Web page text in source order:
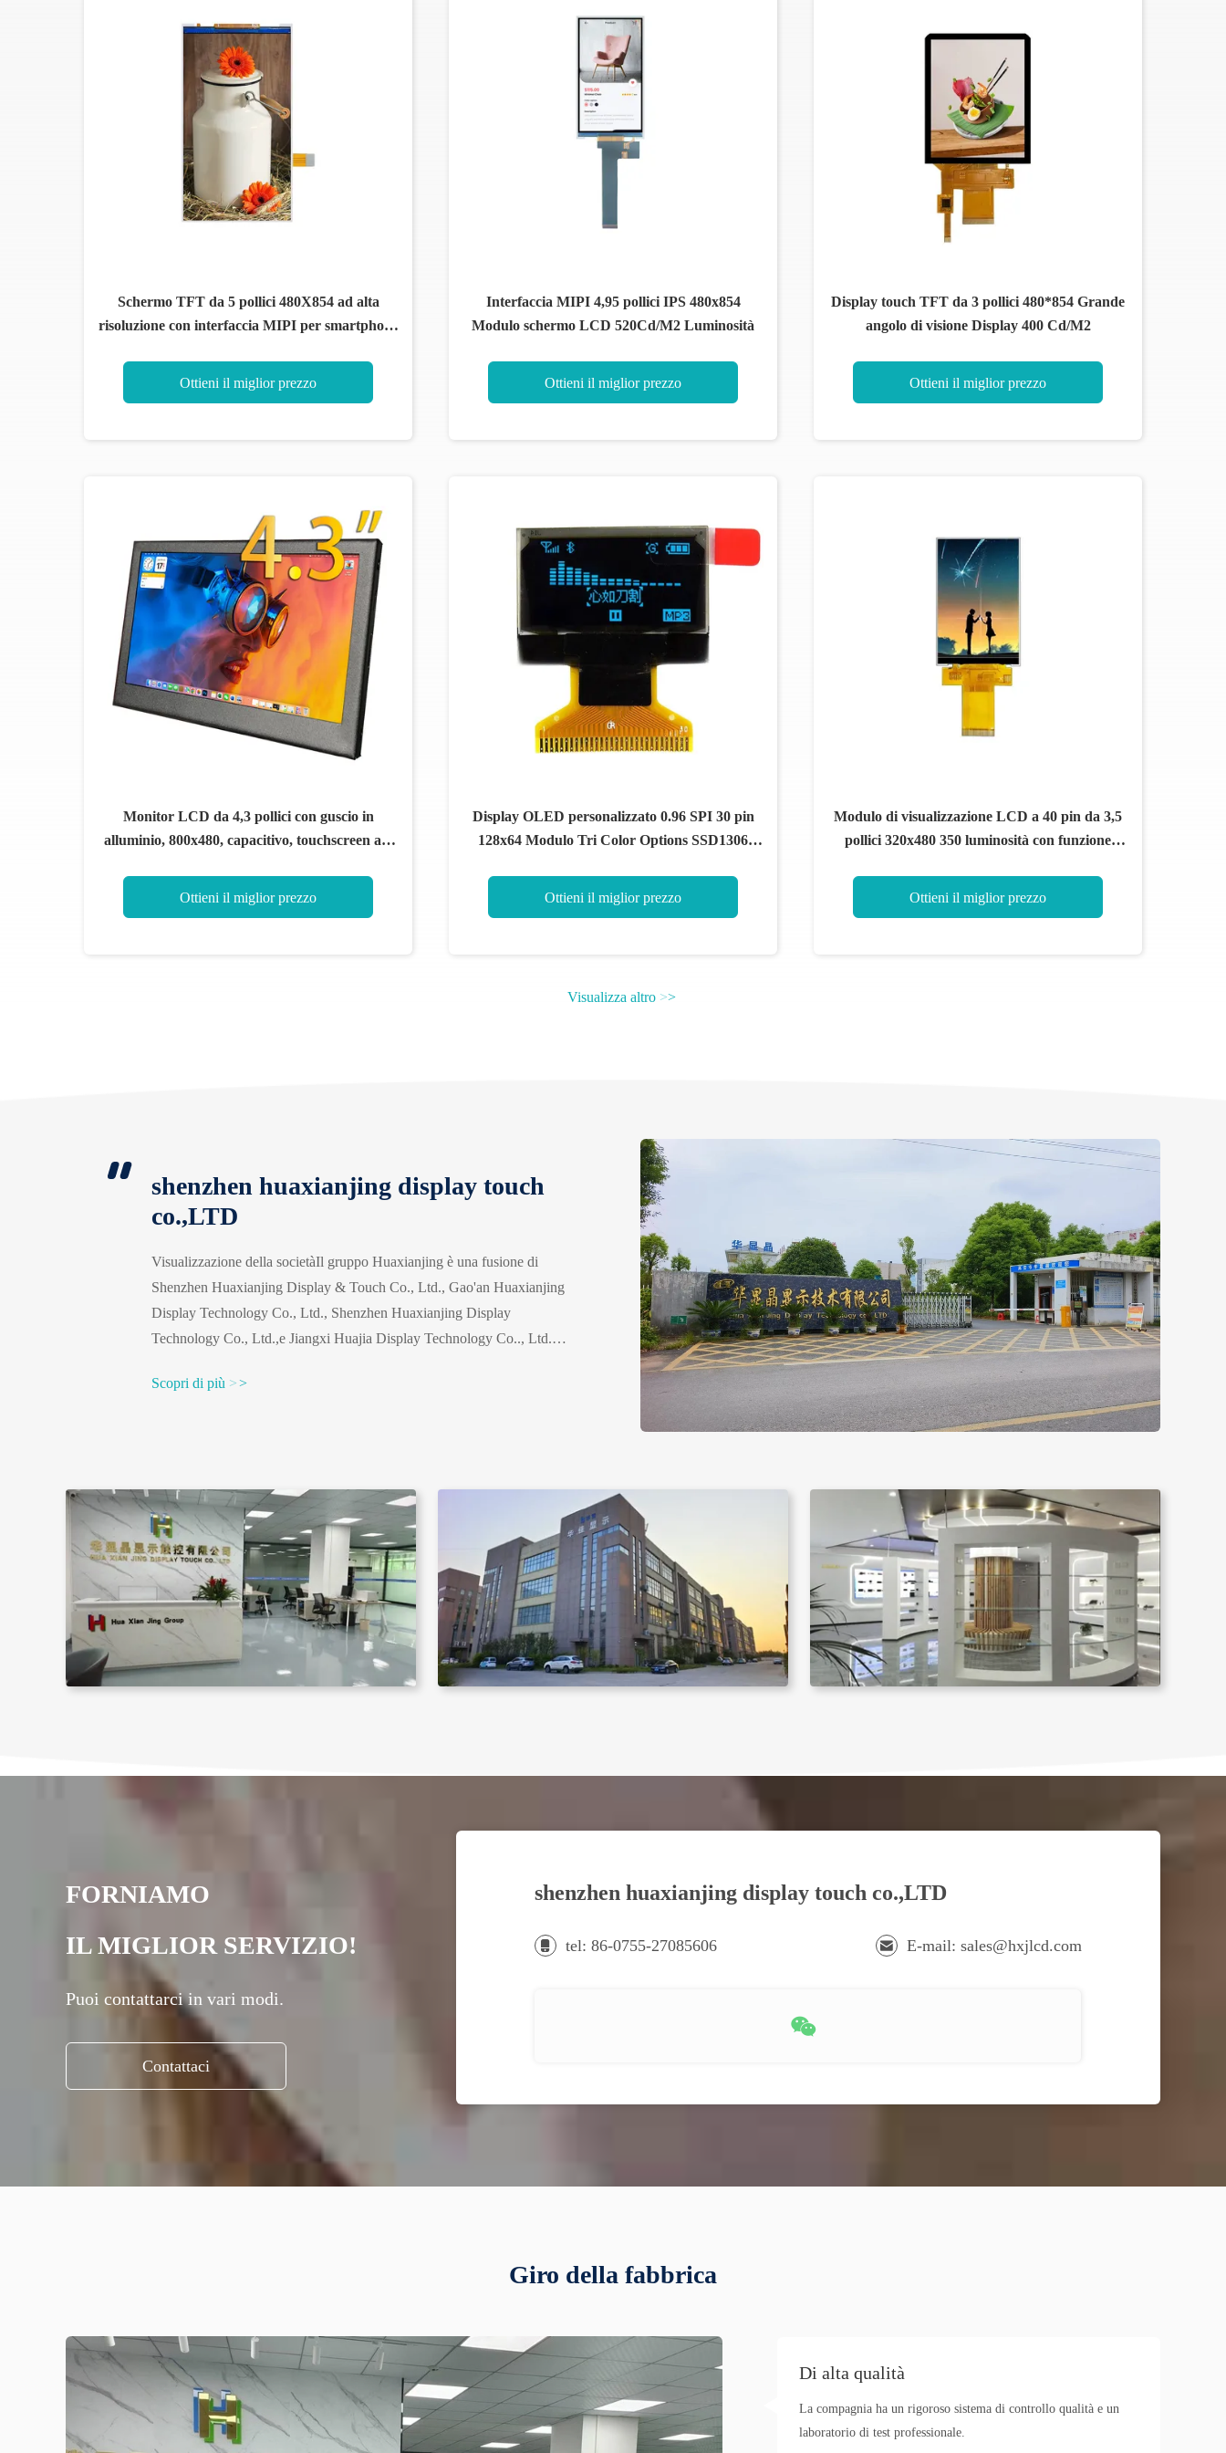
Schermo TFT da 5 pollici 480X854 ad alta
risoluzione con interfaccia MIPI per smartphone
Ottieni il miglior prezzo
Interfaccia MIPI 4,95 pollici IPS 480x854
Modulo schermo LCD 520Cd/M2 Luminosità
Ottieni il miglior prezzo
Display touch TFT da 3 pollici 480*854 Grande
angolo di visione Display 400 Cd/M2
Ottieni il miglior prezzo
Monitor LCD da 4,3 pollici con guscio in
alluminio, 800x480, capacitivo, touchscreen a 5
Ottieni il miglior prezzo
Display OLED personalizzato 0.96 SPI 30 pin
128x64 Modulo Tri Color Options SSD1306
Ottieni il miglior prezzo
Modulo di visualizzazione LCD a 40 pin da 3,5
pollici 320x480 350 luminosità con funzione
Ottieni il miglior prezzo
Visualizza altro >>
shenzhen huaxianjing display touch
co.,LTD
Visualizzazione della societàIl gruppo Huaxianjing è una fusione di
Shenzhen Huaxianjing Display & Touch Co., Ltd., Gao'an Huaxianjing
Display Technology Co., Ltd., Shenzhen Huaxianjing Display
Technology Co., Ltd.,e Jiangxi Huajia Display Technology Co.., Ltd.
loro. Shenzhen funge da hub operativo, mentre Jiangxi funge da base
Scopri di più >>
FORNIAMO
IL MIGLIOR SERVIZIO!
Puoi contattarci in vari modi.
Contattaci
shenzhen huaxianjing display touch co.,LTD
tel: 86-0755-27085606 E-mail: sales@hxjlcd.com
Giro della fabbrica
Di alta qualità
La compagnia ha un rigoroso sistema di controllo qualità e un
laboratorio di test professionale.